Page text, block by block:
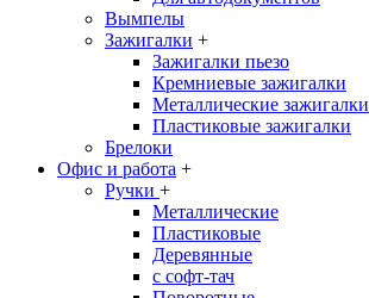
Вымпелы
Зажигалки +
Зажигалки пьезо
Кремниевые зажигалки
Металлические зажигалки
Пластиковые зажигалки
Брелоки
Офис и работа +
Ручки +
Металлические
Пластиковые
Деревянные
с софт-тач